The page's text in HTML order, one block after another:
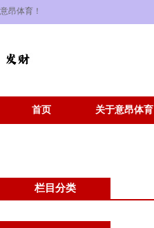
意昂体育！
首页 关于意昂体育
栏目分类